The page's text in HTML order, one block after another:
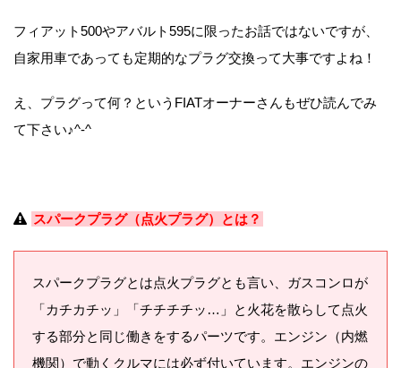
フィアット500やアバルト595に限ったお話ではないですが、
自家用車であっても定期的なプラグ交換って大事ですよね！
え、プラグって何？というFIATオーナーさんもぜひ読んでみ
て下さい♪^-^
スパークプラグ（点火プラグ）とは？
スパークプラグとは点火プラグとも言い、ガスコンロが
「カチカチッ」「チチチチッ…」と火花を散らして点火
する部分と同じ働きをするパーツです。エンジン（内燃
機関）で動くクルマには必ず付いています。エンジンの